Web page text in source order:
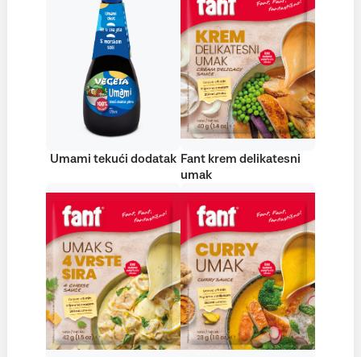
Umami tekući dodatak Fant krem delikatesni
umak